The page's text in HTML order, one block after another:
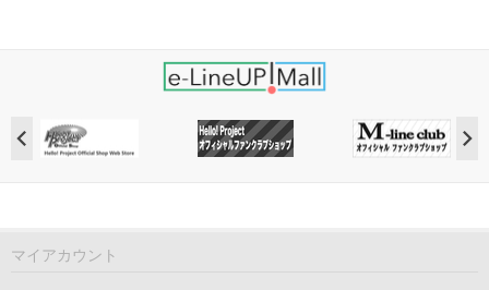
マイアカウント